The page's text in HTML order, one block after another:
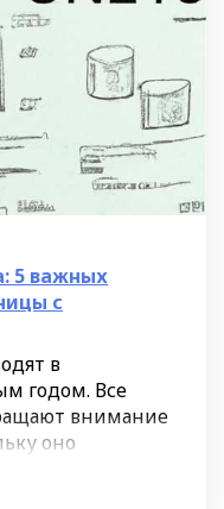
5 важных
с
в
годом. Все
внимание
оно
на